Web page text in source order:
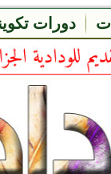
دورات